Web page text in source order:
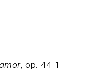
, op. 44-1